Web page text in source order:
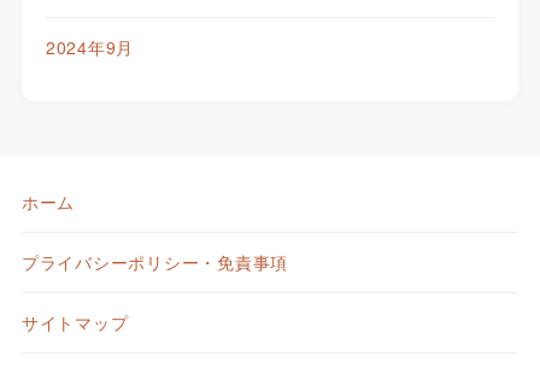
2024年9月
ホーム
プライバシーポリシー・免責事項
サイトマップ